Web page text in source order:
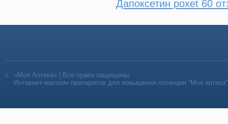
Дапоксетин poxet 60
«Моя Аптека» | Все права защищены
Интернет-магазин препаратов для повышения потенции “Моя